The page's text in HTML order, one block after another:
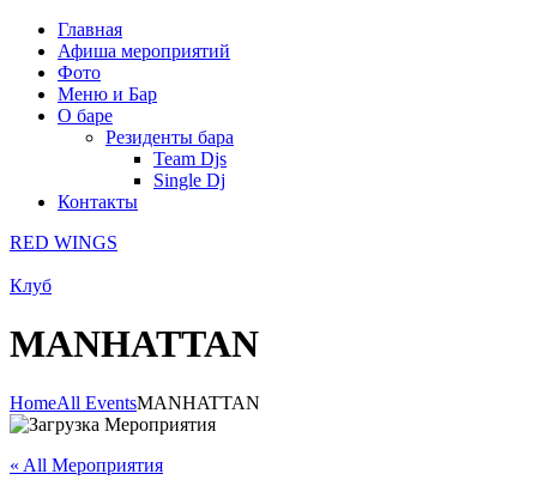
Главная
Афиша мероприятий
Фото
Меню и Бар
О баре
Резиденты бара
Team Djs
Single Dj
Контакты
RED WINGS
Клуб
MANHATTAN
HomeAll EventsMANHATTAN
« All Мероприятия